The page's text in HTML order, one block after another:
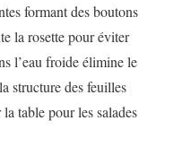
formant des boutons
la rosette pour éviter
l’eau froide élimine le
structure des feuilles
table pour les salades